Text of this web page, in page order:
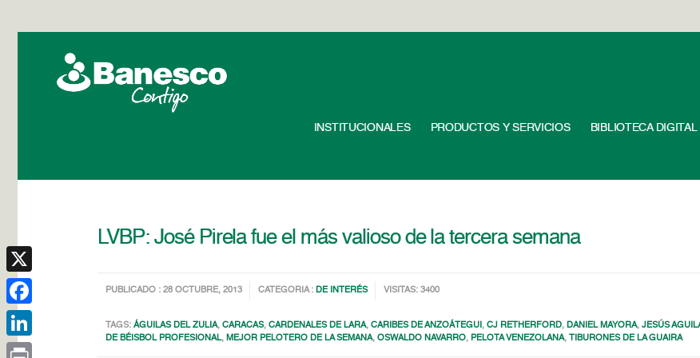
INSTITUCIONALES PRODUCTOS Y SERVICIOS BIBLIOTECA DIGITAL
LVBP: José Pirela fue el más valioso de la tercera semana
PUBLICADO : 28 OCTUBRE, 2013 CATEGORIA : DE INTERÉS VISITAS: 3400
TAGS:ÁGUILAS DEL ZULIA,CARACAS,CARDENALES DE LARA,CARIBES DE ANZOÁTEGUI ,CJ RETHERFORD, DANIEL MAYORA,JESÚS
DE BÉISBOL PROFESIONAL, MEJOR PELOTERO DE LA SEMANA,OSWALDO NAVARRO, PELOTA VENEZOLANA, TIBURONES DE LA GUAIRA
X
Facebook
LinkedIn